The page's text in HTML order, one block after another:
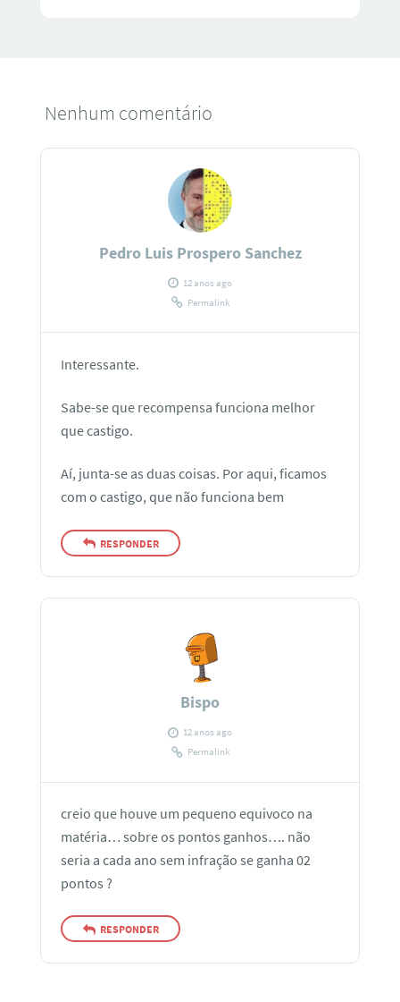
Nenhum comentário
Pedro Luis Prospero Sanchez
12 anos ago
Permalink
Interessante.
Sabe-se que recompensa funciona melhor
que castigo.
Aí, junta-se as duas coisas. Por aqui, ficamos
com o castigo, que não funciona bem
RESPONDER
Bispo
12 anos ago
Permalink
creio que houve um pequeno equivoco na
matéria… sobre os pontos ganhos…. não
seria a cada ano sem infração se ganha 02
pontos ?
RESPONDER